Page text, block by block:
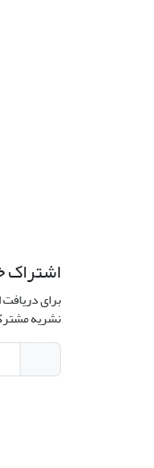
اشتراک
برای
نشریه